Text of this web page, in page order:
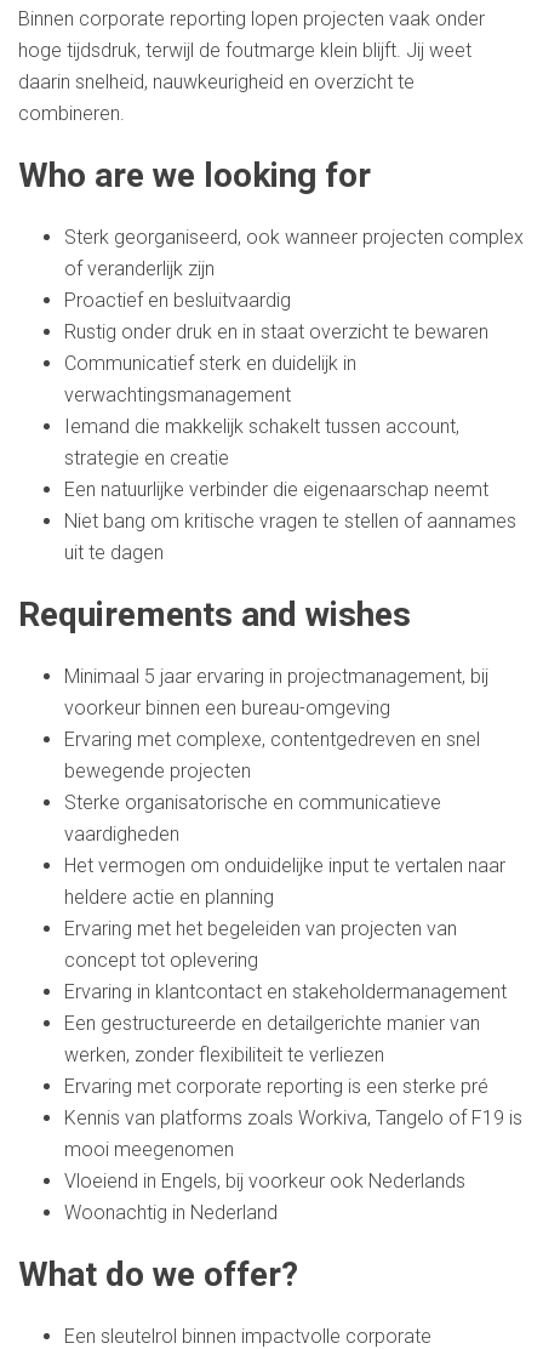
Binnen corporate reporting lopen projecten vaak onder
hoge tijdsdruk, terwijl de foutmarge klein blijft. Jij weet
daarin snelheid, nauwkeurigheid en overzicht te
combineren.
Who are we looking for
Sterk georganiseerd, ook wanneer projecten complex
of veranderlijk zijn
Proactief en besluitvaardig
Rustig onder druk en in staat overzicht te bewaren
Communicatief sterk en duidelijk in
verwachtingsmanagement
Iemand die makkelijk schakelt tussen account,
strategie en creatie
Een natuurlijke verbinder die eigenaarschap neemt
Niet bang om kritische vragen te stellen of aannames
uit te dagen
Requirements and wishes
Minimaal 5 jaar ervaring in projectmanagement, bij
voorkeur binnen een bureau-omgeving
Ervaring met complexe, contentgedreven en snel
bewegende projecten
Sterke organisatorische en communicatieve
vaardigheden
Het vermogen om onduidelijke input te vertalen naar
heldere actie en planning
Ervaring met het begeleiden van projecten van
concept tot oplevering
Ervaring in klantcontact en stakeholdermanagement
Een gestructureerde en detailgerichte manier van
werken, zonder flexibiliteit te verliezen
Ervaring met corporate reporting is een sterke pré
Kennis van platforms zoals Workiva, Tangelo of F19 is
mooi meegenomen
Vloeiend in Engels, bij voorkeur ook Nederlands
Woonachtig in Nederland
What do we offer?
Een sleutelrol binnen impactvolle corporate